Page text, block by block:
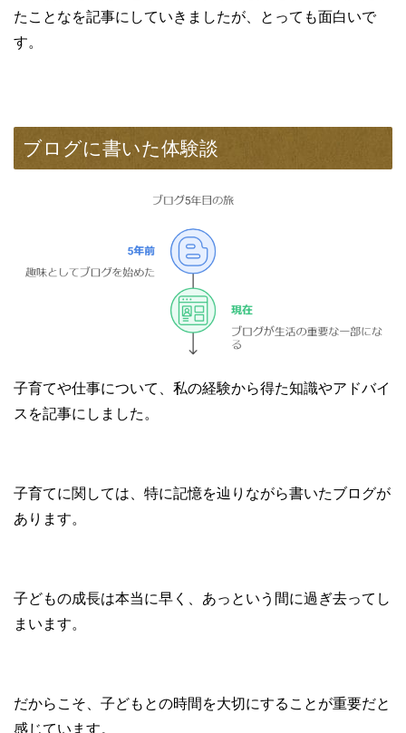
たことなを記事にしていきましたが、とっても面白いで
す。
ブログに書いた体験談
子育てや仕事について、私の経験から得た知識やアドバイ
スを記事にしました。
子育てに関しては、特に記憶を辿りながら書いたブログが
あります。
子どもの成長は本当に早く、あっという間に過ぎ去ってし
まいます。
だからこそ、子どもとの時間を大切にすることが重要だと
感じています。